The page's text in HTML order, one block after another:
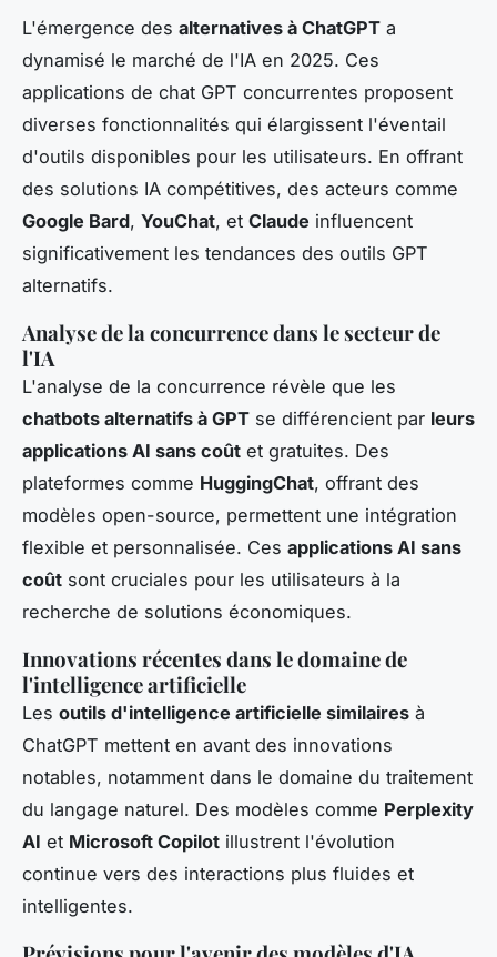
L'émergence des alternatives à ChatGPT a
dynamisé le marché de l'IA en 2025. Ces
applications de chat GPT concurrentes proposent
diverses fonctionnalités qui élargissent l'éventail
d'outils disponibles pour les utilisateurs. En offrant
des solutions IA compétitives, des acteurs comme
Google Bard, YouChat, et Claude influencent
significativement les tendances des outils GPT
alternatifs.
Analyse de la concurrence dans le secteur de
l'IA
L'analyse de la concurrence révèle que les
chatbots alternatifs à GPT se différencient par leurs
applications AI sans coût et gratuites. Des
plateformes comme HuggingChat, offrant des
modèles open-source, permettent une intégration
flexible et personnalisée. Ces applications AI sans
coût sont cruciales pour les utilisateurs à la
recherche de solutions économiques.
Innovations récentes dans le domaine de
l'intelligence artificielle
Les outils d'intelligence artificielle similaires à
ChatGPT mettent en avant des innovations
notables, notamment dans le domaine du traitement
du langage naturel. Des modèles comme Perplexity
AI et Microsoft Copilot illustrent l'évolution
continue vers des interactions plus fluides et
intelligentes.